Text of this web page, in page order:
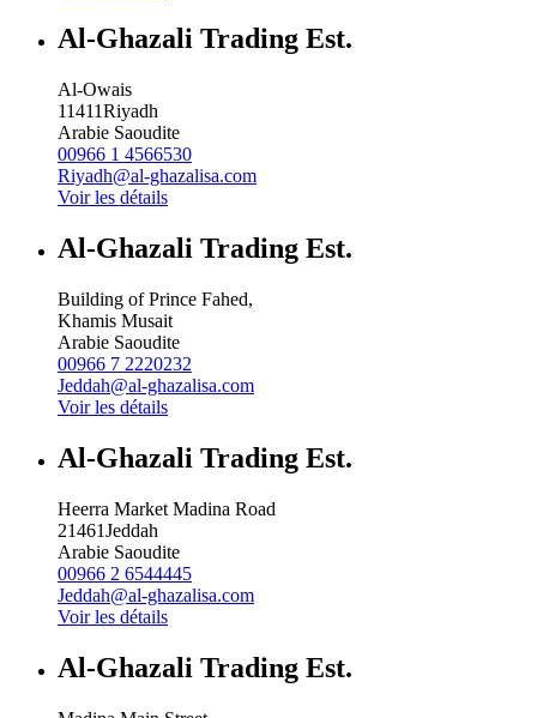
Al-Ghazali Trading Est.
Al-Owais
11411Riyadh
Arabie Saoudite
00966 1 4566530
Riyadh@al-ghazalisa.com
Voir les détails
Al-Ghazali Trading Est.
Building of Prince Fahed,
Khamis Musait
Arabie Saoudite
00966 7 2220232
Jeddah@al-ghazalisa.com
Voir les détails
Al-Ghazali Trading Est.
Heerra Market Madina Road
21461Jeddah
Arabie Saoudite
00966 2 6544445
Jeddah@al-ghazalisa.com
Voir les détails
Al-Ghazali Trading Est.